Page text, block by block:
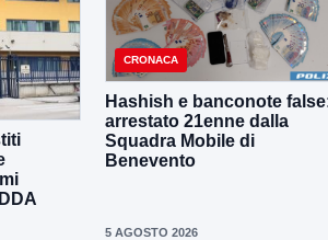
CRONACA
Hashish e banconote
arrestato 21enne dalla
Squadra Mobile di
Benevento
5 AGOSTO 2026